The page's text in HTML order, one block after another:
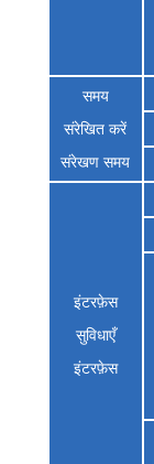
समय
संरेखित करें
संरेखण समय
इंटरफ़ेस
सुविधाएँ
इंटरफ़ेस